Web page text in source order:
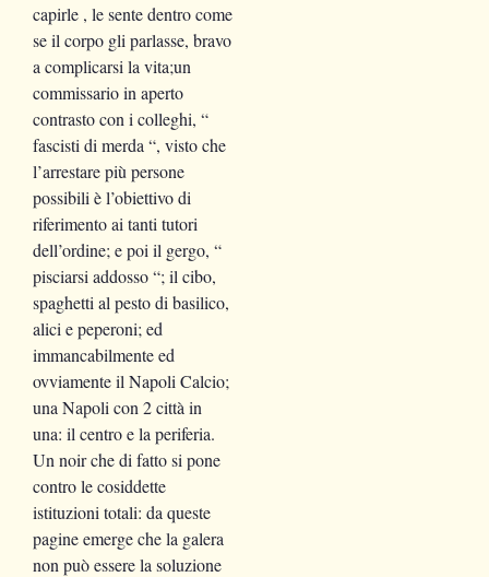
capirle , le sente dentro come
se il corpo gli parlasse, bravo
a complicarsi la vita;un
commissario in aperto
contrasto con i colleghi, “
fascisti di merda “, visto che
l’arrestare più persone
possibili è l’obiettivo di
riferimento ai tanti tutori
dell’ordine; e poi il gergo, “
pisciarsi addosso “; il cibo,
spaghetti al pesto di basilico,
alici e peperoni; ed
immancabilmente ed
ovviamente il Napoli Calcio;
una Napoli con 2 città in
una: il centro e la periferia.
Un noir che di fatto si pone
contro le cosiddette
istituzioni totali: da queste
pagine emerge che la galera
non può essere la soluzione